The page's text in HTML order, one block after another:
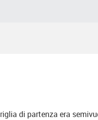
di partenza era